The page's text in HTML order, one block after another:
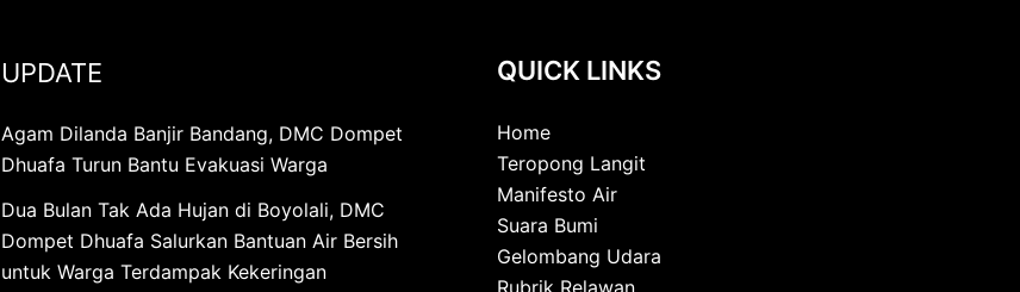
UPDATE
Agam Dilanda Banjir Bandang, DMC Dompet
Dhuafa Turun Bantu Evakuasi Warga
Dua Bulan Tak Ada Hujan di Boyolali, DMC
Dompet Dhuafa Salurkan Bantuan Air Bersih
untuk Warga Terdampak Kekeringan
QUICK LINKS
Home
Teropong Langit
Manifesto Air
Suara Bumi
Gelombang Udara